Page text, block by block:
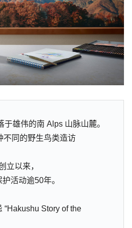
于雄伟的南 Alps 山脉山麓。
不同的野生鸟类造访
立以来，
活动逾50年。
“Hakushu Story of the